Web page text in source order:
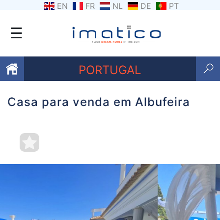
EN FR NL DE PT
☰
PORTUGAL
Favoritos
nós
Contacte-
e
Casa para venda em Albufeira